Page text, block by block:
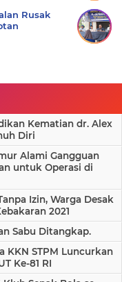
Rusak
Kematian dr. Alex
Diri
Alami Gangguan
untuk Operasi di
Izin, Warga Desak
2021
Sabu Ditangkap.
KKN STPM Luncurkan
Ke-81 RI